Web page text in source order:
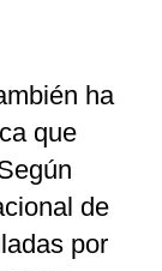
ha
que
de
por